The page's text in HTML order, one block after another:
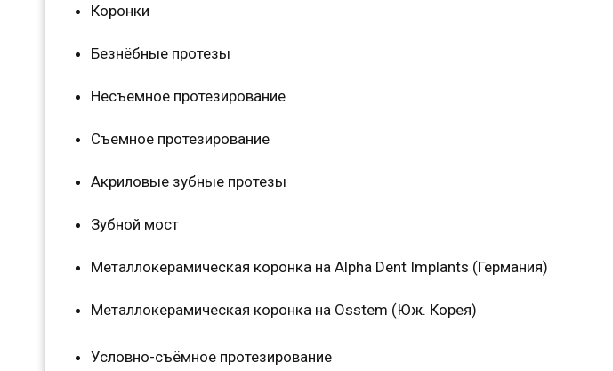
Коронки
Безнёбные протезы
Несъемное протезирование
Съемное протезирование
Акриловые зубные протезы
Зубной мост
Металлокерамическая коронка на Alpha Dent Implants (Германия)
Металлокерамическая коронка на Osstem (Юж. Корея)
Условно-съёмное протезирование